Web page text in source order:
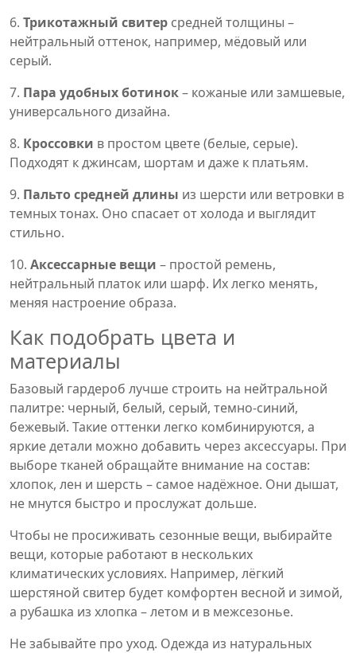
6. Трикотажный свитер средней толщины –
нейтральный оттенок, например, мёдовый или
серый.
7. Пара удобных ботинок– кожаные или замшевые,
универсального дизайна.
8. Кроссовки в простом цвете (белые, серые).
Подходят к джинсам, шортам и даже к платьям.
9. Пальто средней длины из шерсти или ветровки в
темных тонах. Оно спасает от холода и выглядит
стильно.
10. Аксессарные вещи – простой ремень,
нейтральный платок или шарф. Их легко менять,
меняя настроение образа.
Как подобрать цвета и
материалы
Базовый гардероб лучше строить на нейтральной
палитре: черный, белый, серый, темно-синий,
бежевый. Такие оттенки легко комбинируются, а
яркие детали можно добавить через аксессуары. При
выборе тканей обращайте внимание на состав:
хлопок, лен и шерсть – самое надёжное. Они дышат,
не мнутся быстро и прослужат дольше.
Чтобы не просиживать сезонные вещи, выбирайте
вещи, которые работают в нескольких
климатических условиях. Например, лёгкий
шерстяной свитер будет комфортен весной и зимой,
а рубашка из хлопка – летом и в межсезонье.
Не забывайте про уход. Одежда из натуральных